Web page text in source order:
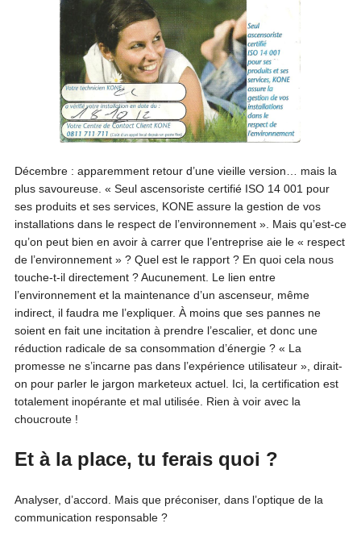
Décembre : apparemment retour d’une vieille version… mais la
plus savoureuse. « Seul ascensoriste certifié ISO 14 001 pour
ses produits et ses services, KONE assure la gestion de vos
installations dans le respect de l’environnement ». Mais qu’est-ce
qu’on peut bien en avoir à carrer que l’entreprise aie le « respect
de l’environnement » ? Quel est le rapport ? En quoi cela nous
touche-t-il directement ? Aucunement. Le lien entre
l’environnement et la maintenance d’un ascenseur, même
indirect, il faudra me l’expliquer. À moins que ses pannes ne
soient en fait une incitation à prendre l’escalier, et donc une
réduction radicale de sa consommation d’énergie ? « La
promesse ne s’incarne pas dans l’expérience utilisateur », dirait-
on pour parler le jargon marketeux actuel. Ici, la certification est
totalement inopérante et mal utilisée. Rien à voir avec la
choucroute !
Et à la place, tu ferais quoi ?
Analyser, d’accord. Mais que préconiser, dans l’optique de la
communication responsable ?